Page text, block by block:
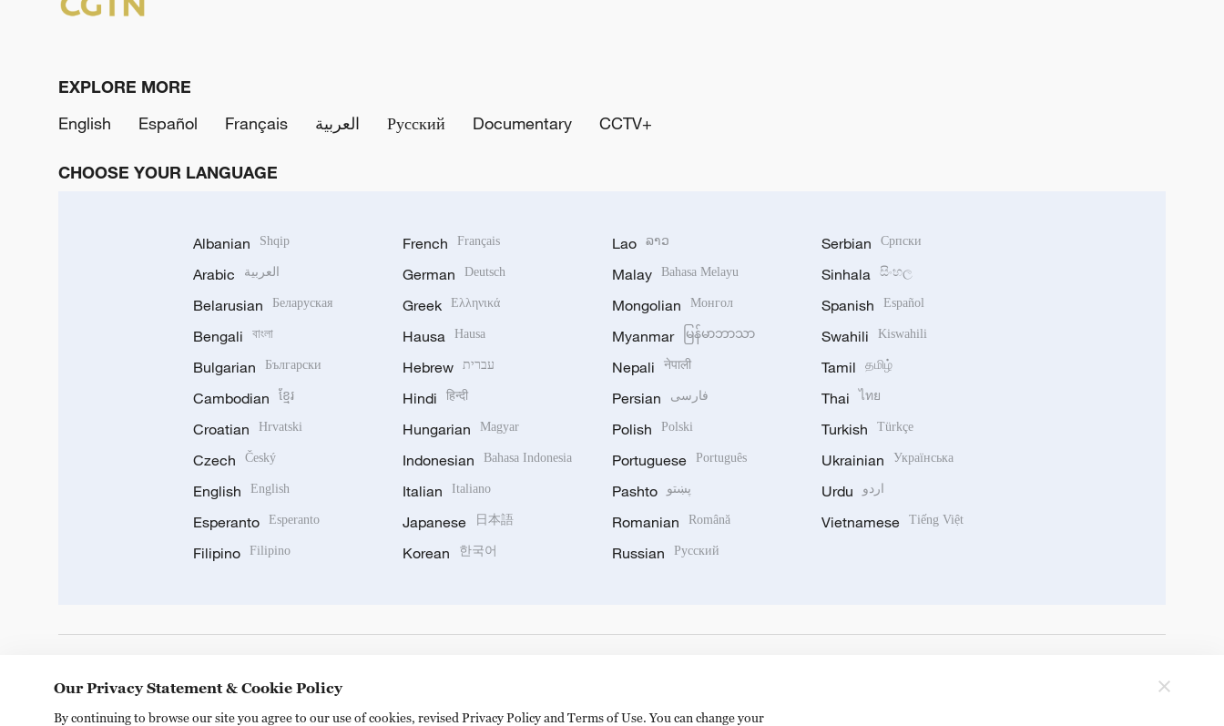
EXPLORE MORE
English
Español Français العربية Русский Documentary CCTV+
CHOOSE YOUR LANGUAGE
Albanian Shqip
Arabic العربية
Belarusian Беларуская
Bengali বাংলা
Bulgarian Български
Cambodian ខ្មែរ
Croatian Hrvatski
Czech Český
English English
Esperanto Esperanto
Filipino Filipino
French Français
German Deutsch
Greek Ελληνικά
Hausa Hausa
Hebrew עברית
Hindi हिन्दी
Hungarian Magyar
Indonesian Bahasa Indonesia
Italian Italiano
Japanese 日本語
Korean 한국어
Lao ລາວ
Malay Bahasa Melayu
Mongolian Монгол
Myanmar မြန်မာဘာသာ
Nepali नेपाली
Persian فارسی
Polish Polski
Portuguese Português
Pashto پښتو
Romanian Română
Russian Русский
Serbian Српски
Sinhala සිංහල
Spanish Español
Swahili Kiswahili
Tamil தமிழ்
Thai ไทย
Turkish Türkçe
Ukrainian Українська
Urdu اردو
Vietnamese Tiếng Việt
Our Privacy Statement & Cookie Policy
By continuing to browse our site you agree to our use of cookies, revised Privacy Policy and Terms of Use. You can change your